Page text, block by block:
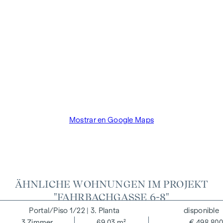
Mostrar en Google Maps
ÄHNLICHE WOHNUNGEN IM PROJEKT
"FAHRBACHGASSE 6-8"
1/22
| 3. Planta
disponible